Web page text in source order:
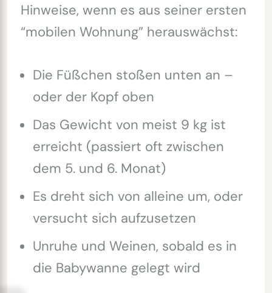
Hinweise, wenn es aus seiner ersten
“mobilen Wohnung” herauswächst:
Die Füßchen stoßen unten an –
oder der Kopf oben
Das Gewicht von meist 9 kg ist
erreicht (passiert oft zwischen
dem 5. und 6. Monat)
Es dreht sich von alleine um, oder
versucht sich aufzusetzen
Unruhe und Weinen, sobald es in
die Babywanne gelegt wird